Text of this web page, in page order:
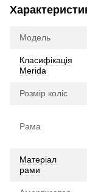
Модель
Класифікація
Merida
Розмір коліс
Рама
Матеріал
рами